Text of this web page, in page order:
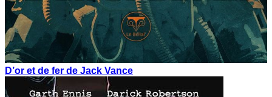
D’or et de fer de Jack Vance